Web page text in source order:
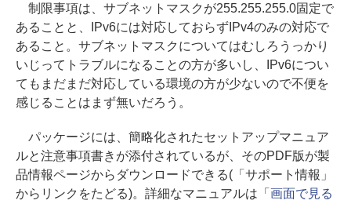
制限事項は、サブネットマスクが255.255.255.0固定で
あることと、IPv6には対応しておらずIPv4のみの対応で
あること。サブネットマスクについてはむしろうっかり
いじってトラブルになることの方が多いし、IPv6につい
てもまだまだ対応している環境の方が少ないので不便を
感じることはまず無いだろう。
パッケージには、簡略化されたセットアップマニュア
ルと注意事項書きが添付されているが、そのPDF版が製
品情報ページからダウンロードできる(「サポート情報」
からリンクをたどる)。詳細なマニュアルは「 画面で見る